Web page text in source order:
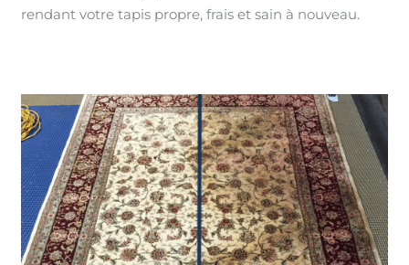
rendant votre tapis propre, frais et sain à nouveau.